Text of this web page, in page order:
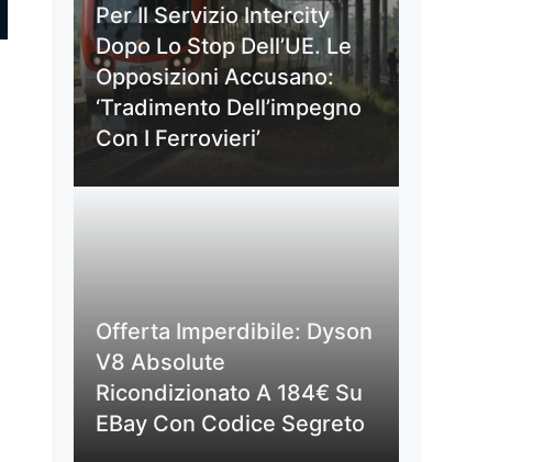
Per Il Servizio Intercity
Dopo Lo Stop Dell’UE. Le
Opposizioni Accusano:
‘Tradimento Dell’impegno
Con I Ferrovieri’
Offerta Imperdibile: Dyson
V8 Absolute
Ricondizionato A 184€ Su
EBay Con Codice Segreto